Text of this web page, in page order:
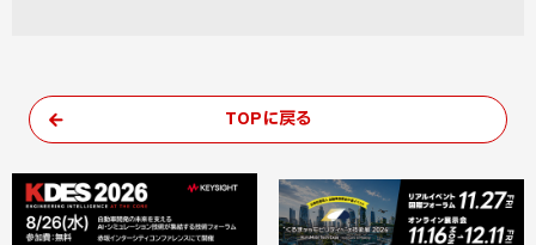
TOPに戻る